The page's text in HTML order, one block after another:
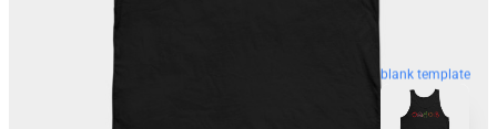
blank template